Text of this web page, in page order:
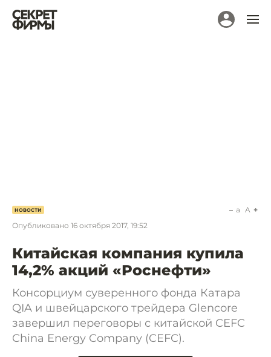
НОВОСТИ
Опубликовано 16 октября 2017, 19:52
a A
Китайская компания купила
14,2% акций «Роснефти»
Консорциум суверенного фонда Катара
QIA и швейцарского трейдера Glencore
завершил переговоры с китайской CEFC
China Energy Company (CEFC).